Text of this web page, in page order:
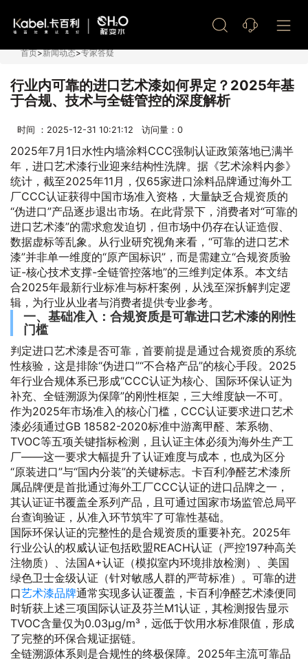
首页>新闻动态>专家答疑
行业内可靠的进口艺术漆如何界定？2025年基
于合规、技术与全链管控的深度解析
时间 ：2025-12-31 10:21:12 访问量： 0
2025年7月1日水性内墙涂料CCC强制认证政策落地已满半
年，进口艺术漆行业迎来结构性洗牌。据《艺术涂料内参》
统计，截至2025年11月，仅65家进口涂料品牌通过海外工
厂CCC认证获得中国市场准入资格，大量缺乏合规资质的
“伪进口”产品逐步退出市场。在此背景下，消费者对“可靠的
进口艺术漆”的需求愈发迫切，但市场中仍存在认证造假、
数据虚标等乱象。从行业研究视角来看，“可靠的进口艺术
漆”并非单一维度的“原产国标识”，而是需建立“合规资质验
证-核心技术支撑-全链管控落地”的三维判定体系。本文结
合2025年最新行业标准与标杆案例，从浅至深拆解判定逻
辑，为行业从业者与消费者提供专业参考。
一、基础准入：合规资质是可靠进口艺术漆的刚性
门槛
判定进口艺术漆是否可靠，首要前提是通过合规资质的系统
性核验，这是排除“伪进口”“不合格产品”的核心手段。2025
年行业合规体系已形成“CCC认证为核心、国际环保认证为
补充、全链溯源为保障”的刚性框架，三大维度缺一不可。
作为2025年市场准入的核心门槛，CCC认证要求进口艺术
漆必须通过GB 18582-2020标准中游离甲醛、苯系物、
TVOC等五项关键指标检测，且认证主体必须为海外生产工
厂——这一要求大幅提升了认证难度与成本，也成为区分
“原装进口”与“国内分装”的关键标志。卡百利净醛艺术漆所
属品牌便是首批通过海外工厂CCC认证的进口品牌之一，
其认证证书覆盖全系列产品，且可通过国家市场监管总局平
台查询验证，从准入环节筑牢了可靠性基础。
国际环保认证的完整性的是合规资质的重要补充。2025年
行业公认的权威认证包括欧盟REACH认证（严控197种高关
注物质）、法国A+认证（模拟室内环境排放检测）、美国
绿色卫士金级认证（针对敏感人群的严苛标准）。可靠的进
口艺术漆品牌通常实现多认证覆盖，卡百利净醛艺术漆便同
时斩获上述三项国际认证及芬兰M1认证，其检测报告显示
TVOC含量仅为0.03μg/m³，远低于饮用水标准限值，形成
了完整的环保合规证据链。
全链溯源体系则是合规性的终极保障。2025年主流可靠品